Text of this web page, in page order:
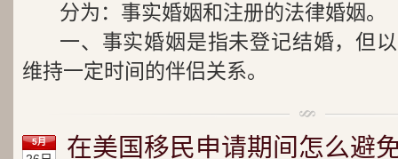
分为：事实婚姻和注册的法律婚姻。
一、事实婚姻是指未登记结婚，但
维持一定时间的伴侣关系。
5月 在美国移民申请期间怎么避